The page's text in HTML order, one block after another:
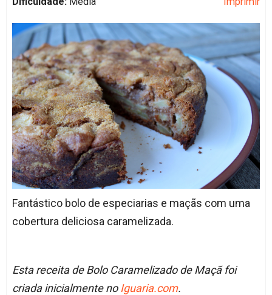
Fantástico bolo de especiarias e maçãs com uma
cobertura deliciosa caramelizada.
Esta receita de Bolo Caramelizado de Maçã foi
criada inicialmente no Iguaria.com.